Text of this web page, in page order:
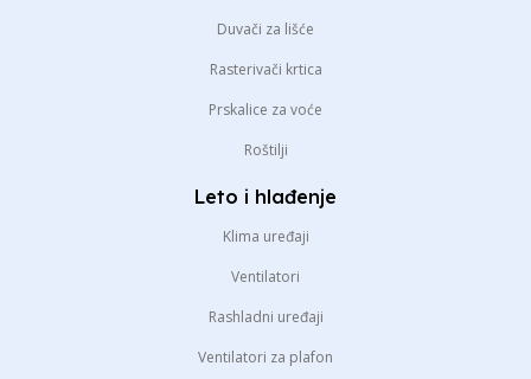
Duvači za lišće
Rasterivači krtica
Prskalice za voće
Roštilji
Leto i hlađenje
Klima uređaji
Ventilatori
Rashladni uređaji
Ventilatori za plafon